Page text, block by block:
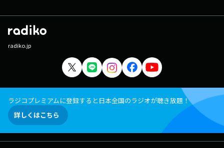
radiko.jp
ラジコプレミアムに登録すると日本全国のラジオが聴き放題！
詳しくはこちら